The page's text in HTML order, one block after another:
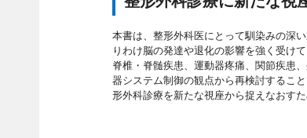
本書は、整形外科医にとって馴染みの深
りわけ脳の発達や退化の影響を強く受け
脊椎・脊髄疾患、運動器疼痛、関節疾患
器システム制御の観点から再検討するこ
形外科診療を新たな視座から捉えなおすた